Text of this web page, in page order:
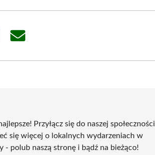
Share
Przyłącz się do naszej społeczności
się więcej o lokalnych wydarzeniach w
- polub naszą stronę i bądź na bieżąco!